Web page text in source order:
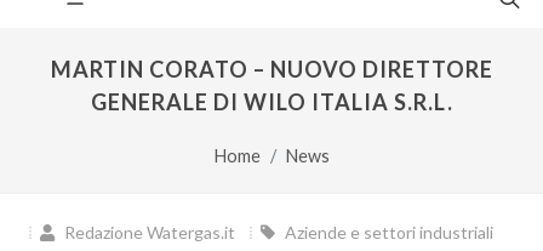
MARTIN CORATO – NUOVO DIRETTORE
GENERALE DI WILO ITALIA S.R.L.
Home News
Redazione Watergas.it Aziende e settori industriali